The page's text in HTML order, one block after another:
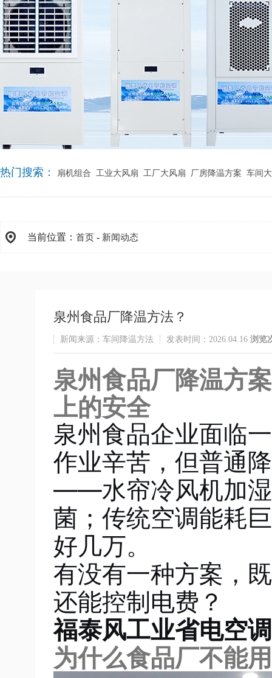
热门搜索： 扇机组合 工业大风扇 工厂大风扇 厂房降温方案 车间
当前位置： 首页 - 新闻动态
泉州食品厂降温方法？
新闻来源：车间降温方法 发表时间：2026.04.16 浏览
泉州食品厂降温方
上的安全
泉州食品企业面临
作业辛苦，但普通
——水帘冷风机加湿
菌；传统空调能耗
好几万。
有没有一种方案，
还能控制电费？
福泰风工业省电空
为什么食品厂不能